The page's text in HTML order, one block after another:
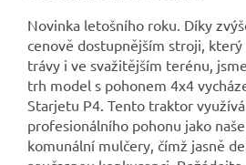
Novinka letošního roku. Díky
cenově dostupnějším stroji, který
trávy i ve svažitějším terénu,
trh model s pohonem 4x4
Starjetu P4. Tento traktor
profesionálního pohonu jako
komunální mulčery, čímž jasně